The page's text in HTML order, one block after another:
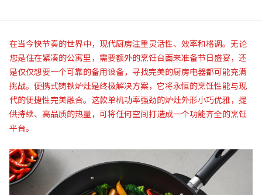
在当今快节奏的世界中，现代厨房注重灵活性、效率和格调。无论
您是住在紧凑的公寓里，需要额外的烹饪台面来准备节日盛宴，还
是仅仅想要一个可靠的备用设备，寻找完美的厨房电器都可能充满
挑战。便携式铸铁炉灶是终极解决方案，它将永恒的烹饪性能与现
代的便捷性完美融合。这款单机功率强劲的炉灶外形小巧优雅，提
供持续、高品质的热量，可将任何空间打造成一个功能齐全的烹饪
平台。